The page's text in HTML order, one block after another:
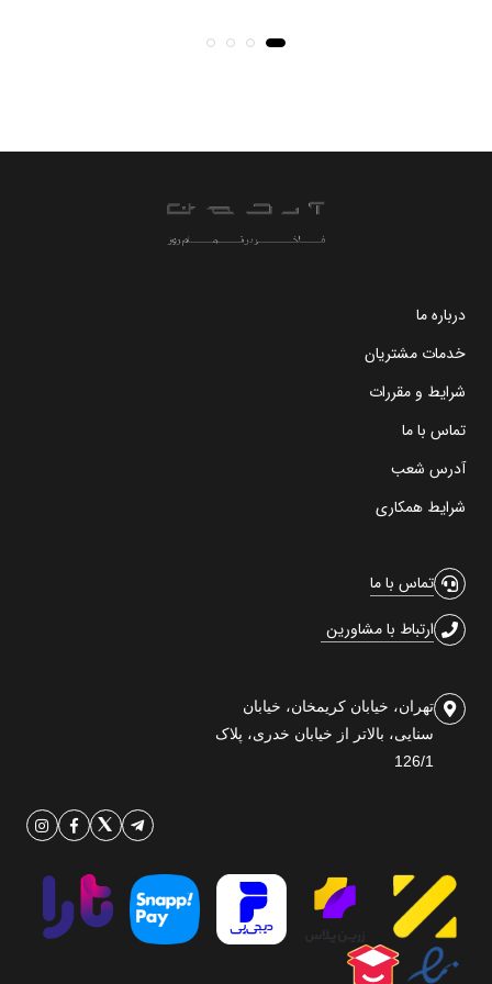
درباره ما
خدمات مشتریان
شرایط و مقررات
تماس با ما
آدرس شعب
شرایط همکاری
تماس با ما
ارتباط با مشاورین
تهران، خیابان کریمخان، خیابان
سنایی، بالاتر از خیابان خدری، پلاک
126/1